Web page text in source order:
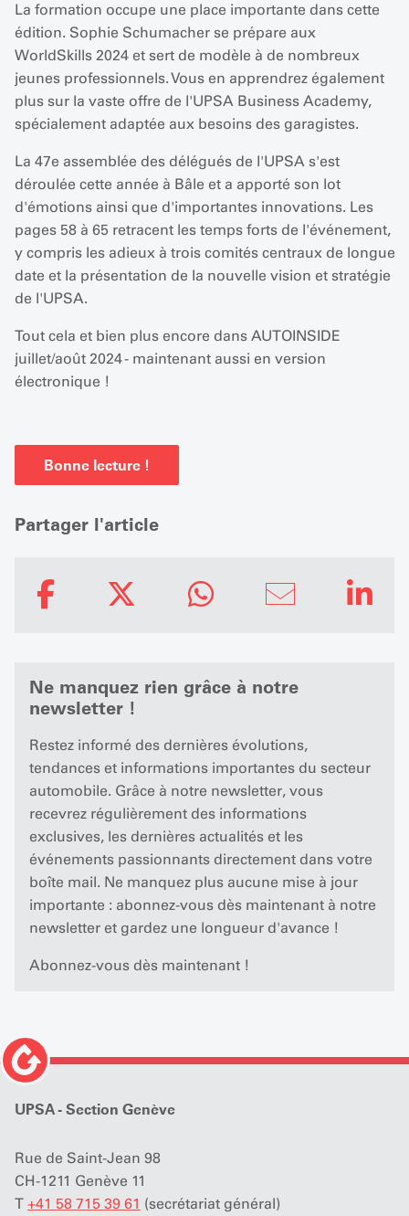
La formation occupe une place importante dans cette
édition. Sophie Schumacher se prépare aux
WorldSkills 2024 et sert de modèle à de nombreux
jeunes professionnels. Vous en apprendrez également
plus sur la vaste offre de l'UPSA Business Academy,
spécialement adaptée aux besoins des garagistes.
La 47e assemblée des délégués de l'UPSA s'est
déroulée cette année à Bâle et a apporté son lot
d'émotions ainsi que d'importantes innovations. Les
pages 58 à 65 retracent les temps forts de l'événement,
y compris les adieux à trois comités centraux de longue
date et la présentation de la nouvelle vision et stratégie
de l'UPSA.
Tout cela et bien plus encore dans AUTOINSIDE
juillet/août 2024 - maintenant aussi en version
électronique !
Bonne lecture !
Partager l'article
Ne manquez rien grâce à notre
newsletter !
Restez informé des dernières évolutions,
tendances et informations importantes du secteur
automobile. Grâce à notre newsletter, vous
recevrez régulièrement des informations
exclusives, les dernières actualités et les
événements passionnants directement dans votre
boîte mail. Ne manquez plus aucune mise à jour
importante : abonnez-vous dès maintenant à notre
newsletter et gardez une longueur d'avance !
Abonnez-vous dès maintenant !
UPSA - Section Genève
Rue de Saint-Jean 98
CH-1211 Genève 11
T +41 58 715 39 61 (secrétariat général)